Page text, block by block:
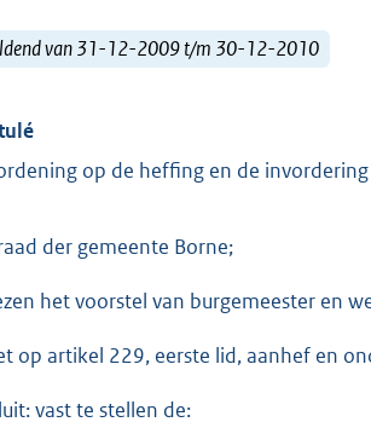
van 31-12-2009 t/m 30-12-2010
op de heffing en de
der gemeente Borne;
het voorstel van burgemeester en
op artikel 229, eerste lid, aanhef en
vast te stellen de: